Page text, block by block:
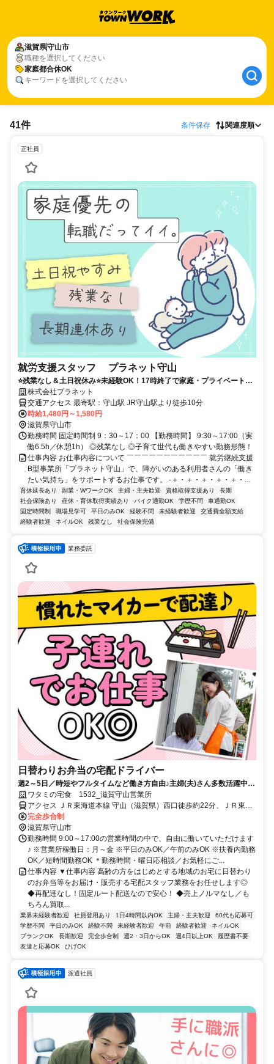
滋賀県守山市
職種を選択してください
家庭都合休OK
キーワードを選択してください
41件 条件保存 関連度順
正社員
就労支援スタッフ プラネット守山
⭐残業なし＆土日祝休み⭐未経験OK！17時終了で家庭・プライベートも
安心✨️
株式会社プラネット
交通アクセス 最寄駅：守山駅 JR守山駅より徒歩10分
時給1,480円～1,580円
滋賀県守山市
勤務時間 固定時間制 9：30～17：00 【勤務時間】 9:30～17:00（実
働6.5h／休憩1h） ◎残業なし ◎子育て世代も働きやすい勤務形態！
仕事内容 お仕事内容について ￣￣￣￣￣￣￣￣￣￣￣ 就労継続支援
B型事業所「プラネット守山」で、障がいのある利用者さんの「働き
たい気持ち」をサポートするお仕事です。 -＋・＋・＋・＋・＋・...
育休延長あり 副業・WワークOK 主婦・主夫歓迎 資格取得支援あり
長期
社会保険あり
産休・育休取得実績あり バイク通勤OK 学歴不問
車通勤OK
固定時間制
職場見学可 平日のみOK 経験不問 未経験者歓迎
交通費全額支給
経験者歓迎
ネイルOK 残業なし 社会保険完備
業務委託
日替わりお弁当の宅配ドライバー
週2～5日／時短やフルタイムなど働き方自由♪主婦(夫)さん多数活躍中！
サポート体制バッチリなのでお子さんの行事でのお休みなども取りやす
い◎
ワタミの宅食 1532_滋賀守山営業所
アクセス ＪＲ東海道本線 守山（滋賀県）西口徒歩約22分、ＪＲ東海
道本線 栗東西口徒歩約44分、ＪＲ東海道本線 野洲北口徒歩約51分
完全歩合制
滋賀県守山市
勤務時間 9:00～17:00の営業時間の中で、自由に働いていただけます
♪ ※営業所稼働日：月～金 ※平日のみOK／午前のみOK ※扶養内勤務
OK／短時間勤務OK ＊勤務時間・曜日応相談／お気軽にご...
仕事内容 ▼仕事内容 高齢の方をはじめとする地域のお宅に日替わり
のお弁当等をお届け・販売する宅配スタッフ業務をお任せします◎
◆再配達なし！固定ルート配送なので安心！ ◆売上ノルマなし／も
ちろん買取...
業界未経験者歓迎 社員登用あり 1日4時間以内OK 主婦・主夫歓迎
60代も応募可
学歴不問
平日のみOK 経験不問 未経験者歓迎 午前 経験者歓迎
ネイルOK
ブランクOK
長期歓迎 完全歩合制 週2・3日からOK 週4日以上OK
履歴書不要
友達と応募OK
ひげOK
派遣社員